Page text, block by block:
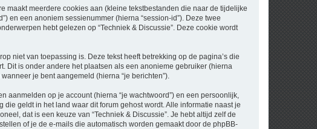
maakt meerdere cookies aan (kleine tekstbestanden die naar de tijdelijke
en een anoniem sessienummer (hierna “session-id”). Deze twee
hebt gelezen op “Techniek & Discussie”. Deze cookie wordt
niet van toepassing is. Deze tekst heeft betrekking op de pagina’s die
Dit is onder andere het plaatsen als een anonieme gebruiker (hierna
je bent aangemeld (hierna “je berichten”).
aanmelden op je account (hierna “je wachtwoord”) en een persoonlijk,
geldt in het land waar dit forum gehost wordt. Alle informatie naast je
dat is een keuze van “Techniek & Discussie”. Je hebt altijd zelf de
of je de e-mails die automatisch worden gemaakt door de phpBB-